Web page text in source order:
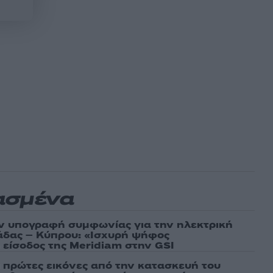
υπογραφή συμφωνίας για την ηλεκτρική
– Κύπρου: «Ισχυρή ψήφος
της Meridiam στην GSI
εικόνες από την κατασκευή του